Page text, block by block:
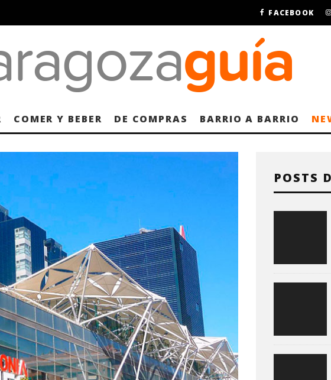
FACEBOOK
COMER Y BEBER DE COMPRAS BARRIO A BARRIO
POSTS